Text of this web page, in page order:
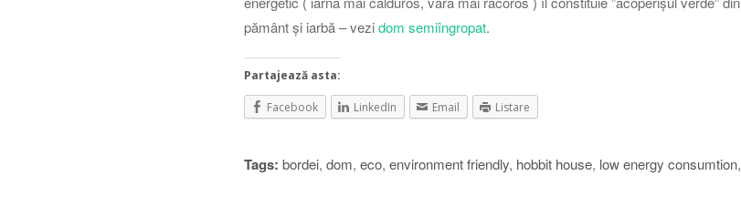
pământ și iarbă – vezidom semiîngropat.
Partajează asta:
Facebook LinkedIn Email Listare
Tags: bordei, dom, eco, environment friendly, hobbit house, low energy consumtion,